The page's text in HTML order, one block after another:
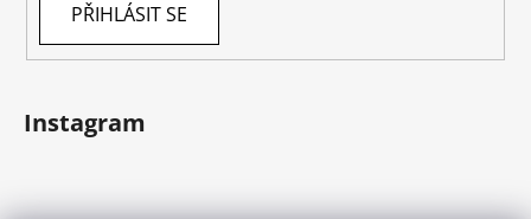
PŘIHLÁSIT SE
Instagram